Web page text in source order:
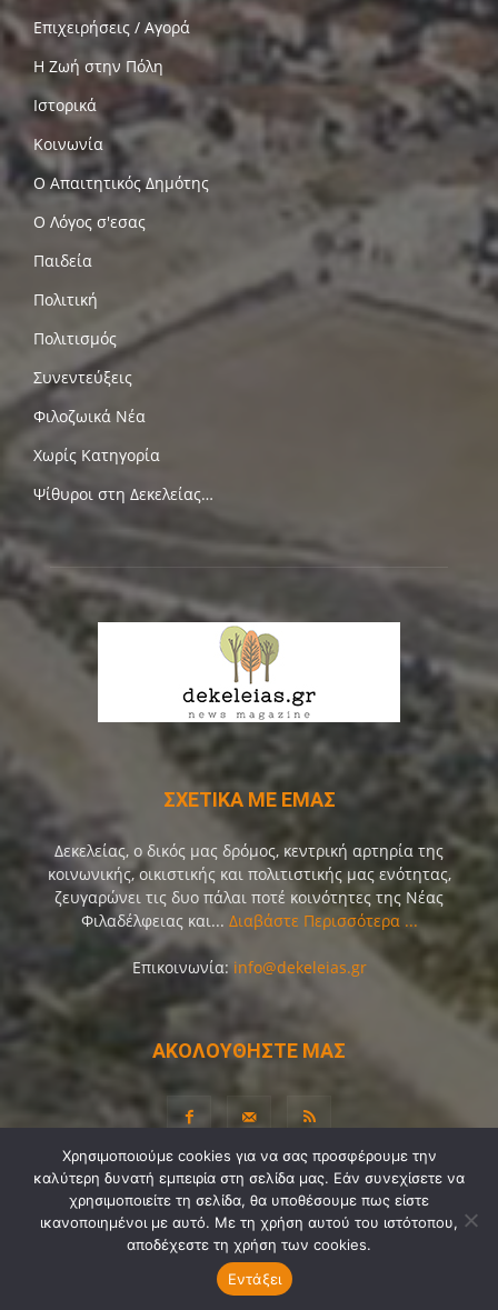
Επιχειρήσεις / Αγορά
Η Ζωή στην Πόλη
Ιστορικά
Κοινωνία
Ο Απαιτητικός Δημότης
Ο Λόγος σ'εσας
Παιδεία
Πολιτική
Πολιτισμός
Συνεντεύξεις
Φιλοζωικά Νέα
Χωρίς Κατηγορία
Ψίθυροι στη Δεκελείας…
ΣΧΕΤΙΚΑ ΜΕ ΕΜΑΣ
Δεκελείας, ο δικός μας δρόμος, κεντρική αρτηρία της
κοινωνικής, οικιστικής και πολιτιστικής μας ενότητας,
ζευγαρώνει τις δυο πάλαι ποτέ κοινότητες της Νέας
Φιλαδέλφειας και... Διαβάστε Περισσότερα ...
Επικοινωνία: info@dekeleias.gr
ΑΚΟΛΟΥΘΗΣΤΕ ΜΑΣ
Διαύγεια Λίγα Λόγια για Εμάς
Επικοινωνία
Όροι Χρήσης
Προσωπικά Δεδομένα
Sitemap
Ψηφοφορίες
© Copyright 2021-2026 by Dekeleias.gr
Χρησιμοποιούμε cookies για να σας προσφέρουμε την
καλύτερη δυνατή εμπειρία στη σελίδα μας. Εάν συνεχίσετε να
χρησιμοποιείτε τη σελίδα, θα υποθέσουμε πως είστε
ικανοποιημένοι με αυτό. Με τη χρήση αυτού του ιστότοπου,
αποδέχεστε τη χρήση των cookies.
Εντάξει